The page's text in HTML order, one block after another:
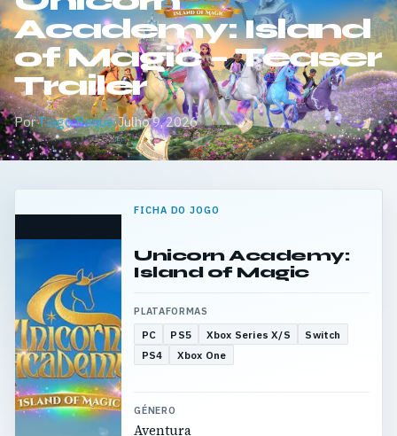
Academy: Island
of Magic – Teaser
Trailer
PorTiago Roque·Julho 9, 2026
FICHA DO JOGO
Unicorn Academy:
Island of Magic
PLATAFORMAS
PC PS5 Xbox Series X/S
Switch
PS4
Xbox One
GÉNERO
Aventura